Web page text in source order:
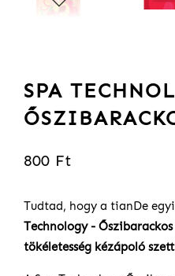
SPA
800 Ft
Tudtad, hogy a tianDe
Technology - Őszibarackos
tökéletesség kézápoló szett